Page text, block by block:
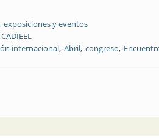
exposiciones y eventos
CADIEEL
internacional Abril congreso
BIEL presencial en 2023